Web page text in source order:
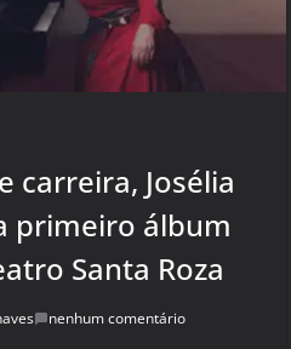
carreira, Josélia
primeiro álbum
Santa Roza
nenhum comentário